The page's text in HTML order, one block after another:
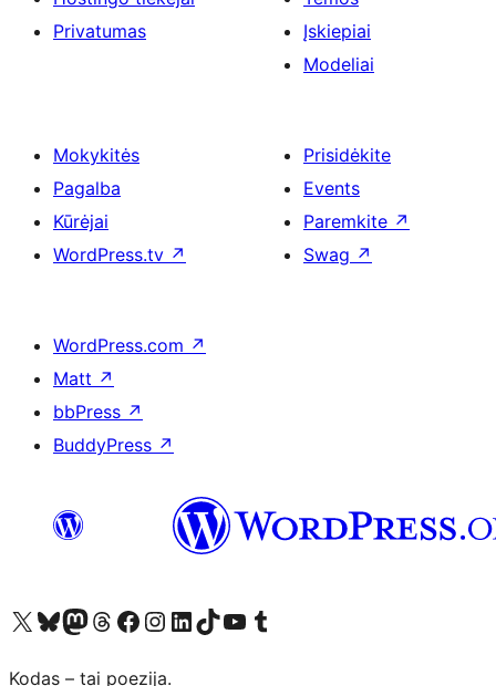
Privatumas
Įskiepiai
Modeliai
Mokykitės
Pagalba
Kūrėjai
WordPress.tv ↗
Prisidėkite
Events
Paremkite ↗
Swag ↗
WordPress.com ↗
Matt ↗
bbPress ↗
BuddyPress ↗
Visit our X (formerly Twitter) account
Apsilankykite mūsų Bluesky paskyroje
Visit our Mastodon account
Apsilankykite mūsų Threads paskyroje
Visit our Facebook page
Visit our Instagram account
Visit our LinkedIn account
Apsilankykite mūsų TikTok paskyroje
Visit our YouTube channel
Apsilankykite mūsų Tumblr paskyroje
Kodas – tai poezija.